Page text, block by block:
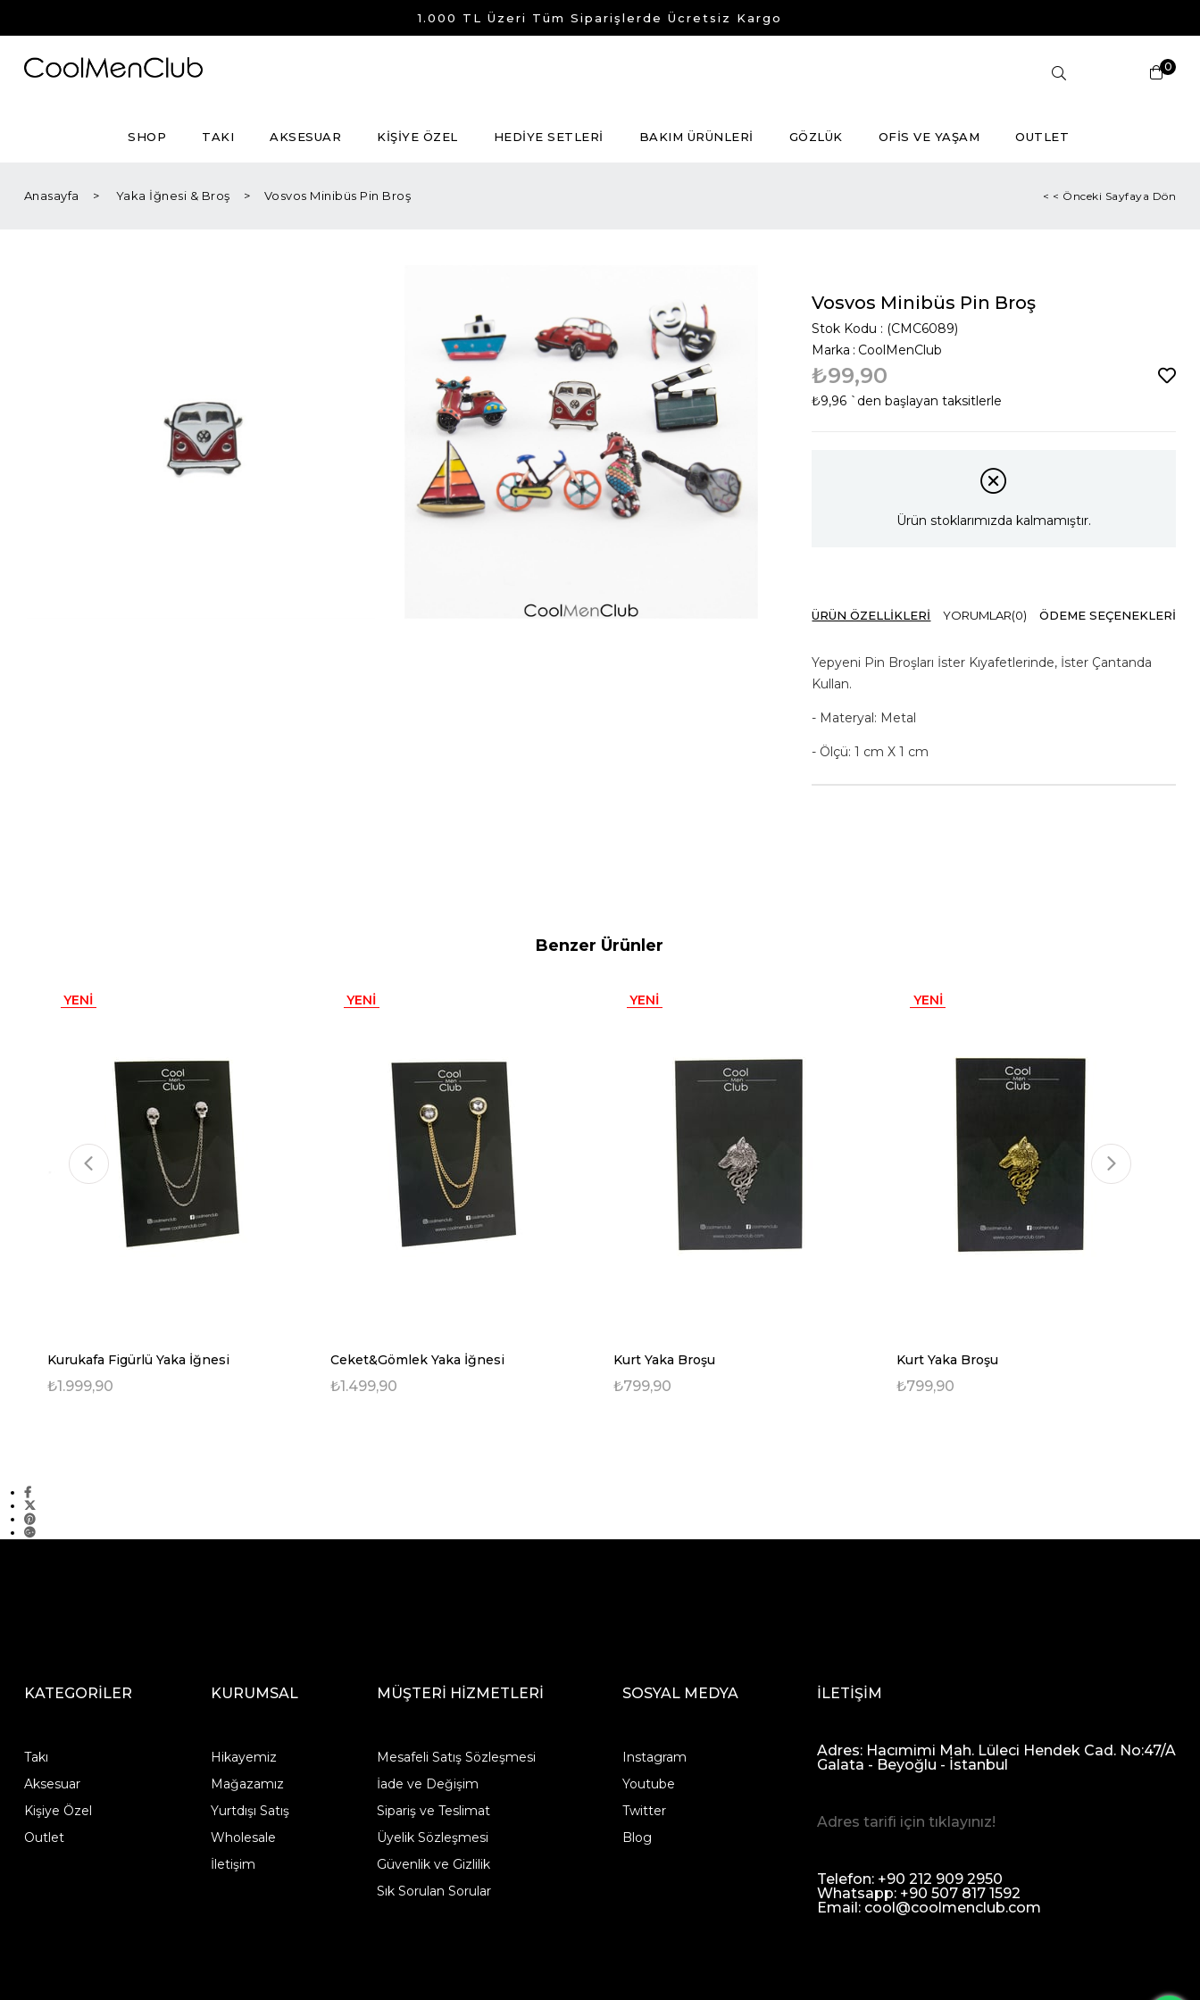
1.000 TL Üzeri Tüm Siparişlerde Ücretsiz Kargo
0
SHOP TAKI AKSESUAR KİŞİYE ÖZEL HEDİYE SETLERİ BAKIM ÜRÜNLERİ GÖZLÜK OFİS VE YAŞAM OUTLET
Anasayfa Yaka İğnesi & Broş Vosvos Minibüs Pin Broş < < Önceki Sayfaya Dön
Vosvos Minibüs Pin Broş
Stok Kodu
(CMC6089)
Marka : CoolMenClub
₺99,90
₺9,96 `den başlayan taksitlerle
Ürün stoklarımızda kalmamıştır.
ÜRÜN ÖZELLIKLERI YORUMLAR(0) ÖDEME SEÇENEKLERI
Yepyeni Pin Broşları İster Kıyafetlerinde, İster Çantanda
Kullan.
- Materyal: Metal
- Ölçü: 1 cm X 1 cm
Benzer Ürünler
Kurukafa Figürlü Yaka İğnesi
₺1.999,90
YENI
Ceket&Gömlek Yaka İğnesi
₺1.499,90
YENI
Kurt Yaka Broşu
₺799,90
YENI
Kurt Yaka Broşu
₺799,90
YENI
KATEGORİLER
Takı
Aksesuar
Kişiye Özel
Outlet
KURUMSAL
Hikayemiz
Mağazamız
Yurtdışı Satış
Wholesale
İletişim
MÜŞTERİ HİZMETLERİ
Mesafeli Satış Sözleşmesi
İade ve Değişim
Sipariş ve Teslimat
Üyelik Sözleşmesi
Güvenlik ve Gizlilik
Sık Sorulan Sorular
SOSYAL MEDYA
Instagram
Youtube
Twitter
Blog
İLETİŞİM
Adres: Hacımimi Mah. Lüleci Hendek Cad. No:47/A
Galata - Beyoğlu - İstanbul
Adres tarifi için tıklayınız!
Telefon: +90 212 909 2950
Whatsapp: +90 507 817 1592
Email: cool@coolmenclub.com